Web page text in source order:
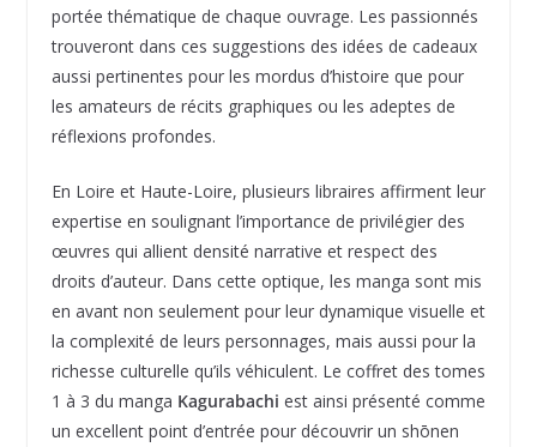
portée thématique de chaque ouvrage. Les passionnés
trouveront dans ces suggestions des idées de cadeaux
aussi pertinentes pour les mordus d’histoire que pour
les amateurs de récits graphiques ou les adeptes de
réflexions profondes.
En Loire et Haute-Loire, plusieurs libraires affirment leur
expertise en soulignant l’importance de privilégier des
œuvres qui allient densité narrative et respect des
droits d’auteur. Dans cette optique, les manga sont mis
en avant non seulement pour leur dynamique visuelle et
la complexité de leurs personnages, mais aussi pour la
richesse culturelle qu’ils véhiculent. Le coffret des tomes
1 à 3 du manga Kagurabachi est ainsi présenté comme
un excellent point d’entrée pour découvrir un shōnen